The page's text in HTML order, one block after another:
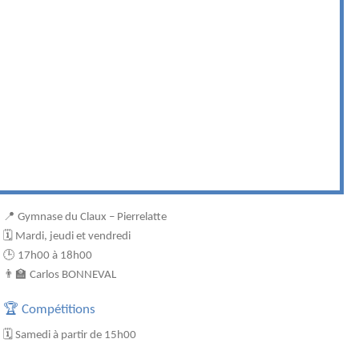
📍 Gymnase du Claux – Pierrelatte
🗓️ Mardi, jeudi et vendredi
🕒 17h00 à 18h00
👨‍🏫 Carlos BONNEVAL
🏆 Compétitions
🗓️ Samedi à partir de 15h00